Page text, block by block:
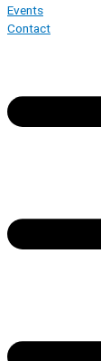
Events
Contact